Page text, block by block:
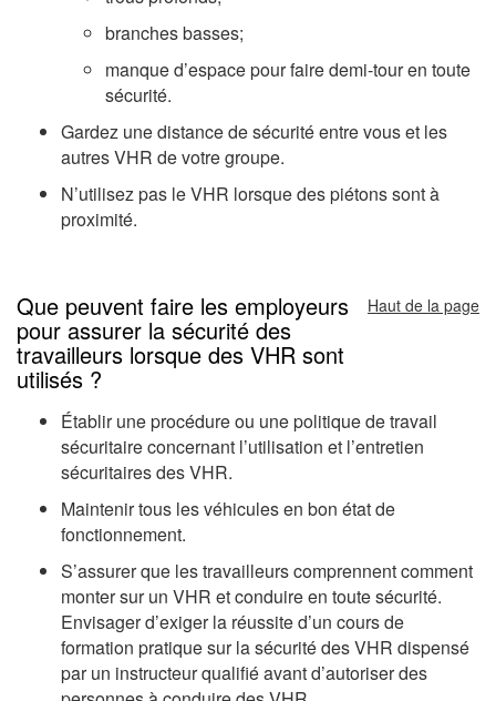
branches basses;
manque d’espace pour faire demi-tour en toute
sécurité.
Gardez une distance de sécurité entre vous et les
autres VHR de votre groupe.
N’utilisez pas le VHR lorsque des piétons sont à
proximité.
Que peuvent faire les employeurs
pour assurer la sécurité des
travailleurs lorsque des VHR sont
utilisés ?
Haut de la page
Établir une procédure ou une politique de travail
sécuritaire concernant l’utilisation et l’entretien
sécuritaires des VHR.
Maintenir tous les véhicules en bon état de
fonctionnement.
S’assurer que les travailleurs comprennent comment
monter sur un VHR et conduire en toute sécurité.
Envisager d’exiger la réussite d’un cours de
formation pratique sur la sécurité des VHR dispensé
par un instructeur qualifié avant d’autoriser des